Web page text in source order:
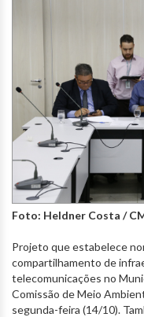
Foto: Heldner Costa /
Projeto que estabelece
compartilhamento de
telecomunicações no
Comissão de Meio
segunda-feira (14/10).